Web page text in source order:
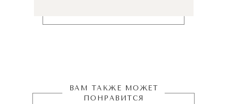
ВАМ ТАКЖЕ МОЖЕТ
ПОНРАВИТСЯ